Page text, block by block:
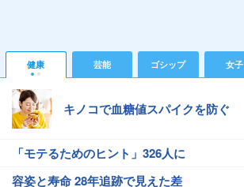
健康 芸能 ゴシップ 女子
キノコで血糖値スパイクを防ぐ
「モテるためのヒント」326人に
容姿と寿命 28年追跡で見えた差